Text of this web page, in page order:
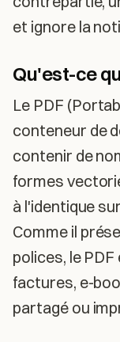
et ignore la
Qu'est-ce
Le PDF
conteneur de
contenir de
formes
à l'identique
Comme il
polices, le
factures, e-
partagé ou